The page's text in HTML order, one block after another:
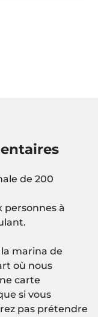
de 200
personnes à
marina de
où nous
carte
si vous
pas prétendre